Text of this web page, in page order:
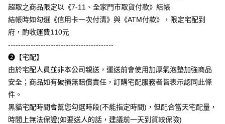
易，需依本服務之必要範圍內提供個人資料，並將交易相關給付款項請求債
２．關於個人資料處理事宜，請瀏覽以下網址：
https://aftee.tw/terms/#terms3
任。
４．使用「AFTEE先享後付」時，將依據個別帳號之用戶狀況，依本公司即
時審查核予不同之上限額度；若仍有額度不足之情形，本公司將視審查結果
請求用戶進行身份認證。
５．嚴禁一人註冊多個帳號或使用他人資訊註冊。若發現惡意使用之情形，
恩沛科技股份有限公司將有權停止該用戶之使用額度並採取法律行動。
超取之商品限定以《7-11、全家門市取貨付款》結帳
結帳時如勾選《信用卡一次付清》與《ATM付款》，限定宅配到
府，酌收運費110元
------------------------------------------
➋【宅配】
由於宅配人員並非本公司親送，運送前會使用加厚氣泡墊加強商品
安全；商品如有破損無賠償責任，訂購宅配服務者皆表示認同此條
件。
黑貓宅配時間會幫您勾選時段(不能指定時間)，但配合當天宅配量，
時間上無法保證(如要送人的話，建議前一天到貨較保險)